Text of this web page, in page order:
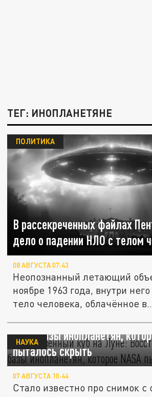
ТЕГ: ИНОПЛАНЕТЯНЕ
В рассекреченных файлах
дело о падении НЛО с телом
ПОЛИТИКА
08 АВГУСТА 07:43
Неопознанный летающий
ноябре 1963 года, внутри
тело человека, облачённое
Таинственный куб на Луне:
фото базы инопланетян,
пыталось скрыть
НАУКА
07 АВГУСТА 10:44
Стало известно про снимок с